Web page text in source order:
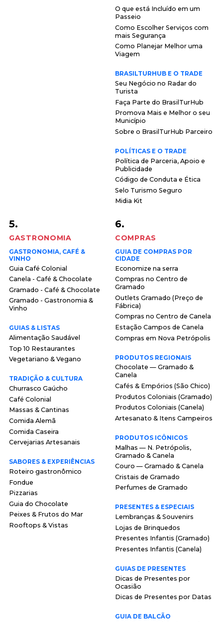
O que está Incluído em um
Passeio
Como Escolher Serviços com
mais Segurança
Como Planejar Melhor uma
Viagem
BRASILTURHUB E O TRADE
Seu Negócio no Radar do
Turista
Faça Parte do BrasilTurHub
Promova Mais e Melhor o seu
Município
Sobre o BrasilTurHub Parceiro
POLÍTICAS E O TRADE
Política de Parceria, Apoio e
Publicidade
Código de Conduta e Ética
Selo Turismo Seguro
Midia Kit
5.
GASTRONOMIA
GASTRONOMIA, CAFÉ &
VINHO
Guia Café Colonial
Canela - Café & Chocolate
Gramado - Café & Chocolate
Gramado - Gastronomia &
Vinho
GUIAS & LISTAS
Alimentação Saudável
Top 10 Restaurantes
Vegetariano & Vegano
TRADIÇÃO & CULTURA
Churrasco Gaúcho
Café Colonial
Massas & Cantinas
Comida Alemã
Comida Caseira
Cervejarias Artesanais
SABORES & EXPERIÊNCIAS
Roteiro gastronômico
Fondue
Pizzarias
Guia do Chocolate
Peixes & Frutos do Mar
Rooftops & Vistas
6.
COMPRAS
GUIA DE COMPRAS POR
CIDADE
Economize na serra
Compras no Centro de
Gramado
Outlets Gramado (Preço de
Fábrica)
Compras no Centro de Canela
Estação Campos de Canela
Compras em Nova Petrópolis
PRODUTOS REGIONAIS
Chocolate — Gramado &
Canela
Cafés & Empórios (São Chico)
Produtos Coloniais (Gramado)
Produtos Coloniais (Canela)
Artesanato & Itens Campeiros
PRODUTOS ICÔNICOS
Malhas — N. Petrópolis,
Gramado & Canela
Couro — Gramado & Canela
Cristais de Gramado
Perfumes de Gramado
PRESENTES & ESPECIAIS
Lembranças & Souvenirs
Lojas de Brinquedos
Presentes Infantis (Gramado)
Presentes Infantis (Canela)
GUIAS DE PRESENTES
Dicas de Presentes por
Ocasião
Dicas de Presentes por Datas
GUIA DE BALCÃO